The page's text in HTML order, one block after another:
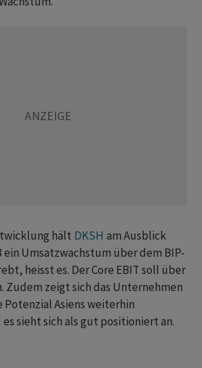
hält DKSH am Ausblick
ein Umsatzwachstum über dem BIP-
heisst es. Der Core EBIT soll über
Zudem zeigt sich das Unternehmen
Asiens weiterhin
sieht sich als gut positioniert an.